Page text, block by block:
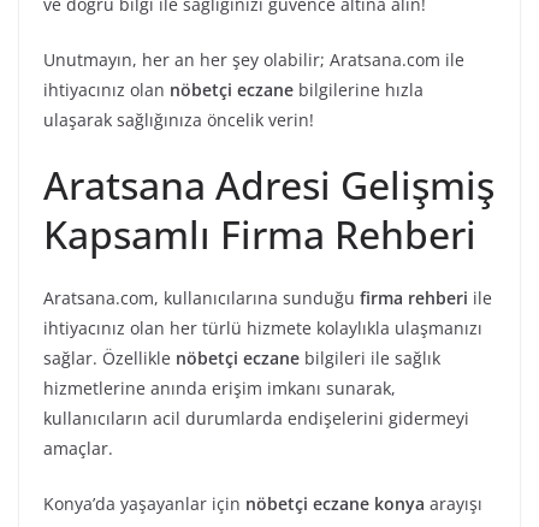
Unutmayın, her an her şey olabilir; Aratsana.com ile
ihtiyacınız olan nöbetçi eczane bilgilerine hızla
ulaşarak sağlığınıza öncelik verin!
Aratsana Adresi Gelişmiş
Kapsamlı Firma Rehberi
Aratsana.com, kullanıcılarına sunduğu firma rehberi ile
ihtiyacınız olan her türlü hizmete kolaylıkla ulaşmanızı
sağlar. Özellikle nöbetçi eczane bilgileri ile sağlık
hizmetlerine anında erişim imkanı sunarak,
kullanıcıların acil durumlarda endişelerini gidermeyi
amaçlar.
Konya’da yaşayanlar için nöbetçi eczane konya arayışı